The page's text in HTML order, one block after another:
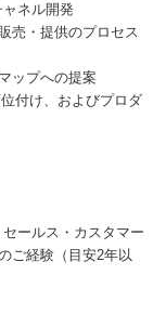
ネル開発
売・提供のプロセス
ップへの提案
付け、およびプロダ
ールス・カスタマー
ご経験（目安2年以